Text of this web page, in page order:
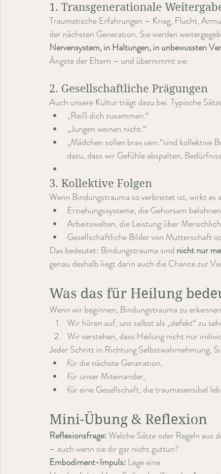
1. Transgenerationale
Traumatische Erfahrungen – Krieg, Flucht,
der nächsten Generation. Sie werden
Nervensystem, in Haltungen, in unbewussten
Ängste der Eltern – und übernimmt sie.
2. Gesellschaftliche Prägungen
Auch unsere Kultur trägt dazu bei. Typische
„Reiß dich zusammen.“
„Jungen weinen nicht.“
„Mädchen sollen brav sein.“sind
dazu, dass wir Gefühle abspalten,
3. Kollektive Folgen
Wenn Bindungstrauma so verbreitet ist, wirkt es
Erziehungssysteme, die Gehorsam
Arbeitswelten, die Leistung über
Gesellschaftliche Bilder von Mutterschaft
Das bedeutet: Bindungstrauma sind nicht nur
genau deshalb liegt darin auch die Chance zur
Was das für Heilung
Wenn wir beginnen, Bindungstrauma zu
Wir hören auf, uns selbst als „defekt“ zu
Wir verstehen, dass Heilung nicht nur
Jeder Schritt in Richtung Selbstwahrnehmung,
für die nächste Generation,
für unser Miteinander,
für eine Gesellschaft, die traumasensibel
Mini-Übung & Reflexion
Reflexionsfrage: Welche Sätze oder Regeln
– auch wenn sie dir gar nicht guttun?
Embodiment-Impuls: Lege eine